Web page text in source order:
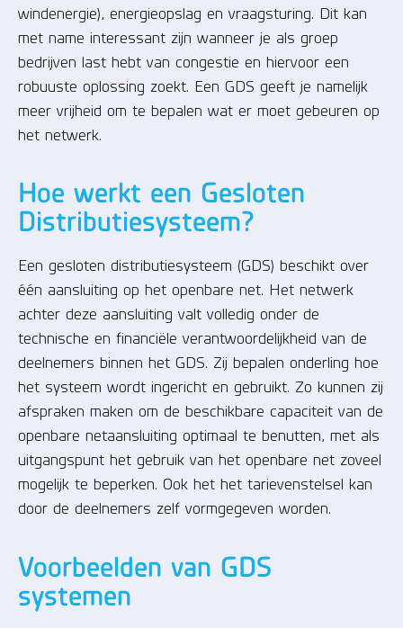
windenergie), energieopslag en vraagsturing. Dit kan
met name interessant zijn wanneer je als groep
bedrijven last hebt van congestie en hiervoor een
robuuste oplossing zoekt. Een GDS geeft je namelijk
meer vrijheid om te bepalen wat er moet gebeuren op
het netwerk.
Hoe werkt een Gesloten
Distributiesysteem?
Een gesloten distributiesysteem (GDS) beschikt over
één aansluiting op het openbare net. Het netwerk
achter deze aansluiting valt volledig onder de
technische en financiële verantwoordelijkheid van de
deelnemers binnen het GDS. Zij bepalen onderling hoe
het systeem wordt ingericht en gebruikt. Zo kunnen zij
afspraken maken om de beschikbare capaciteit van de
openbare netaansluiting optimaal te benutten, met als
uitgangspunt het gebruik van het openbare net zoveel
mogelijk te beperken. Ook het het tarievenstelsel kan
door de deelnemers zelf vormgegeven worden.
Voorbeelden van GDS
systemen